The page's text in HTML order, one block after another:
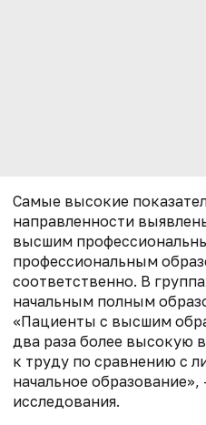
Самые высокие
направленности
высшим
профессиональным
соответственно. В
начальным полным
«Пациенты с высшим
два раза более высокую
к труду по сравнению с
начальное
исследования.